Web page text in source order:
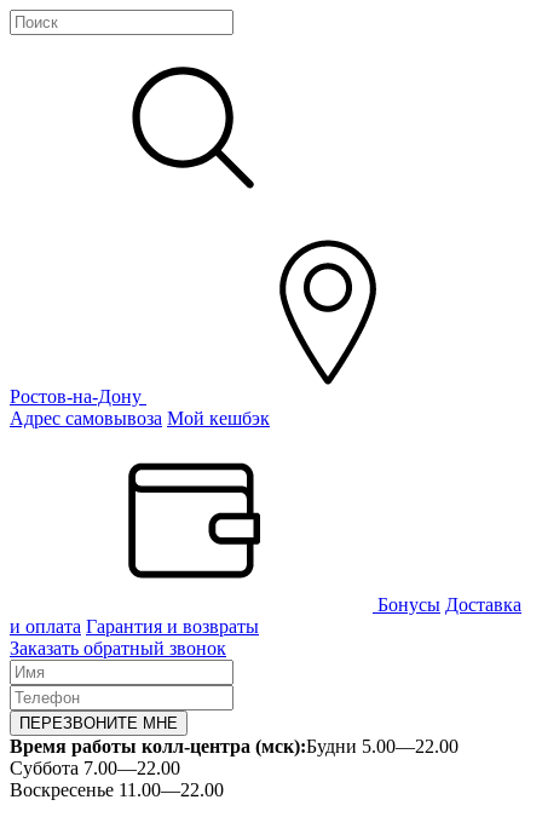
Ростов-на-Дону
Адрес самовывоза Мой кешбэк
Бонусы Доставка
и оплата Гарантия и возвраты
Заказать обратный звонок
ПЕРЕЗВОНИТЕ МНЕ
Время работы колл-центра (мск):Будни 5.00—22.00
Суббота 7.00—22.00
Воскресенье 11.00—22.00